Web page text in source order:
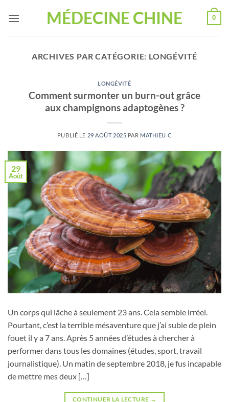
MÉDECINE CHINE 0
ARCHIVES PAR CATÉGORIE: LONGÉVITÉ
LONGÉVITÉ
Comment surmonter un burn-out grâce
aux champignons adaptogènes ?
PUBLIÉ LE 29 AOÛT 2025 PAR MATHIEU C
29
Août
Un corps qui lâche à seulement 23 ans. Cela semble irréel.
Pourtant, c’est la terrible mésaventure que j’ai subie de plein
fouet il y a 7 ans. Après 5 années d’études à chercher à
performer dans tous les domaines (études, sport, travail
journalistique). Un matin de septembre 2018, je fus incapable
de mettre mes deux […]
CONTINUER LA LECTURE →